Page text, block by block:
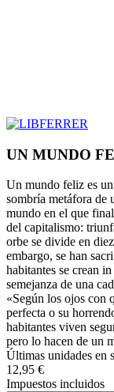
UN MUNDO
Un mundo feliz es
sombría metáfora de
mundo en el que
del capitalismo:
orbe se divide en
embargo, se han
habitantes se crean
semejanza de una
«Según los ojos con
perfecta o su
habitantes viven
pero lo hacen de un
Últimas unidades en
12,95 €
Impuestos incluidos